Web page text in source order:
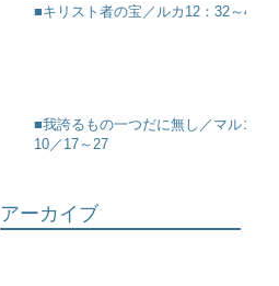
■キリスト者の宝／ルカ12：32～40
■我誇るもの一つだに無し／マルコ
10／17～27
アーカイブ